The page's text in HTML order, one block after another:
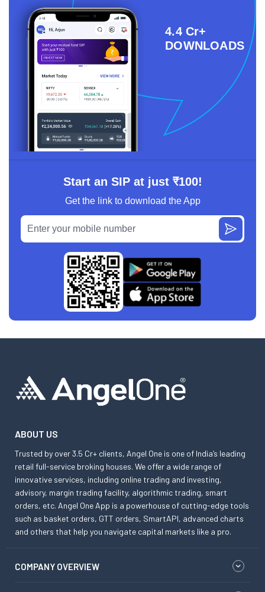
4.4 Cr+
DOWNLOADS
Start an SIP at just ₹100!
Get the link to download the App
ABOUT US
Trusted by over 3.5 Cr+ clients, Angel One is one of India’s leading
retail full-service broking houses. We offer a wide range of
innovative services, including online trading and investing,
advisory, margin trading facility, algorithmic trading, smart
orders, etc. Angel One App is a powerhouse of cutting-edge tools
such as basket orders, GTT orders, SmartAPI, advanced charts
and others that help you navigate capital markets like a pro.
COMPANY OVERVIEW